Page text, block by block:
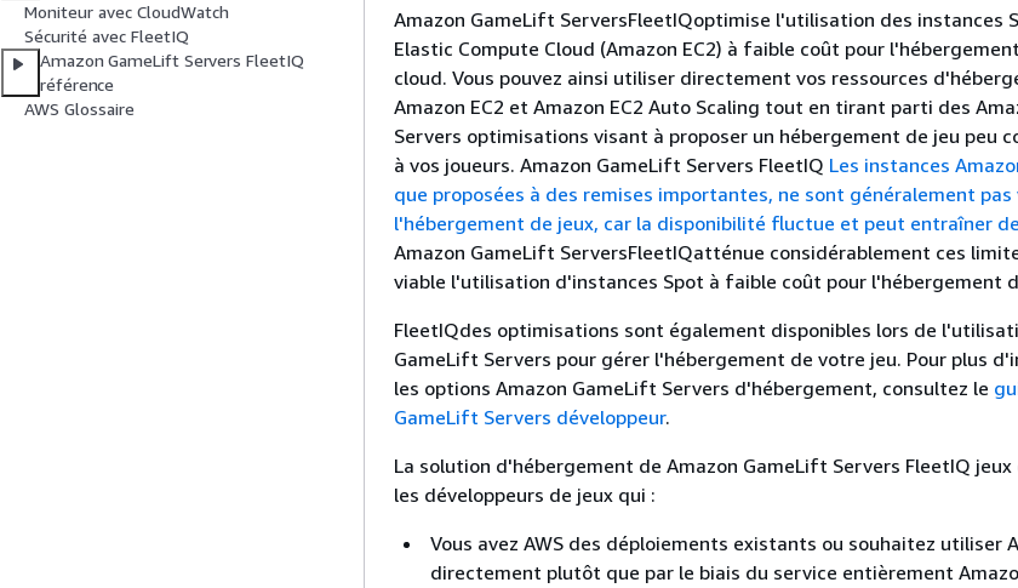
Moniteur avec CloudWatch
Sécurité avec FleetIQ
Amazon GameLift Servers FleetIQ
référence
AWS Glossaire
Amazon GameLift ServersFleetIQoptimise l'utilisation des instances
Elastic Compute Cloud (Amazon EC2) à faible coût pour
cloud. Vous pouvez ainsi utiliser directement vos ressources
Amazon EC2 et Amazon EC2 Auto Scaling tout en tirant parti des
Servers optimisations visant à proposer un hébergement de jeu peu
à vos joueurs. Amazon GameLift Servers FleetIQ Les instances
que proposées à des remises importantes, ne sont généralement pas
l'hébergement de jeux, car la disponibilité fluctue et peut entraîner
Amazon GameLift ServersFleetIQatténue considérablement ces
viable l'utilisation d'instances Spot à faible coût pour l'hébergement
FleetIQdes optimisations sont également disponibles lors de
GameLift Servers pour gérer l'hébergement de votre jeu. Pour plus
les options Amazon GameLift Servers d'hébergement, consultez le
GameLift Servers développeur.
La solution d'hébergement de Amazon GameLift Servers FleetIQ
les développeurs de jeux qui :
Vous avez AWS des déploiements existants ou souhaitez utiliser
directement plutôt que par le biais du service entièrement